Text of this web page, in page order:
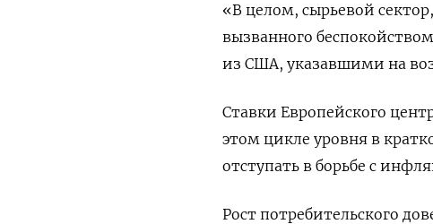
«В целом, сырьевой
вызванного
из США, указавшими на
Ставки Европейского
этом цикле уровня в
отступать в борьбе с
Рост потребительского